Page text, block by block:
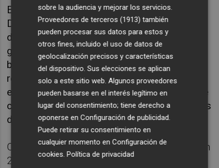
En 2008 se afilió a Unión Progreso y
Democracia (UPyD), donde fue elegido
diputado por Valencia en las elecciones
generales de 2011, aunque en 2015 se dio de
baja del partido y se integró en el ya
rebautizado Ciudadanos de la mano del
entonces presidente, Albert Rivera, donde fue
cabeza de lista por Valencia en las elecciones
de 2015 y 2016.
Cantó dio el salto a la política autonómica en
2019 al encabezar la candidatura de este
sobre la audiencia y mejorar los servicios.
Proveedores de terceros (1913) también
pueden procesar sus datos para estos y
otros fines, incluido el uso de datos de
geolocalización precisos y características
del dispositivo. Sus elecciones se aplican
solo a este sitio web. Algunos proveedores
pueden basarse en el interés legítimo en
lugar del consentimiento; tiene derecho a
oponerse enConfiguración de publicidad
Puede retirar su consentimiento en
cualquier momento enConfiguración de
cookies .Política de privacidad